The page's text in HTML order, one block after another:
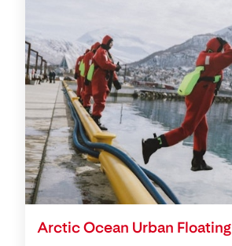
Arctic Ocean Urban Floating